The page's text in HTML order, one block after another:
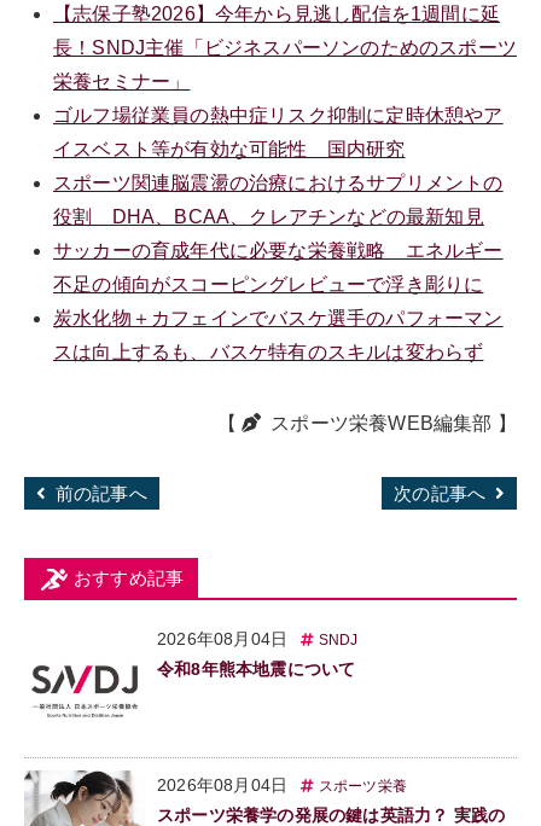
【志保子塾2026】今年から見逃し配信を1週間に延
長！SNDJ主催「ビジネスパーソンのためのスポーツ
栄養セミナー」
ゴルフ場従業員の熱中症リスク抑制に定時休憩やア
イスベスト等が有効な可能性 国内研究
スポーツ関連脳震盪の治療におけるサプリメントの
役割 DHA、BCAA、クレアチンなどの最新知見
サッカーの育成年代に必要な栄養戦略 エネルギー
不足の傾向がスコーピングレビューで浮き彫りに
炭水化物＋カフェインでバスケ選手のパフォーマン
スは向上するも、バスケ特有のスキルは変わらず
【 スポーツ栄養WEB編集部 】
前の記事へ 次の記事へ
おすすめ記事
2026年08月04日 SNDJ
令和8年熊本地震について
2026年08月04日 スポーツ栄養
スポーツ栄養学の発展の鍵は英語力？ 実践の